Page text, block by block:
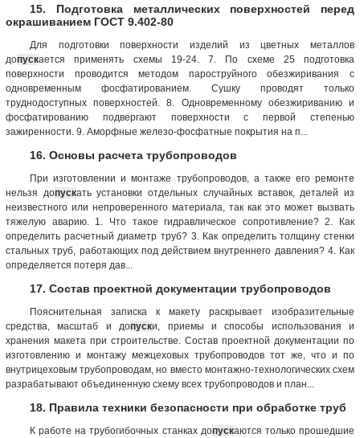
15. Подготовка металлических поверхностей перед
окрашиванием ГОСТ 9.402-80
Для подготовки поверхности изделий из цветных металлов
допускается применять схемы 19-24. 7. По схеме 25 подготовка
поверхности проводится методом пароструйного обезжиривания с
одновременным фосфатированием. Сушку проводят только
труднодоступных поверхностей. 8. Одновременному обезжириванию и
фосфатированию подвергают поверхности с первой степенью
зажиренности. 9. Аморфные железо-фосфатные покрытия на п...
16. Основы расчета трубопроводов
При изготовлении и монтаже трубопроводов, а также его ремонте
нельзя допускать установки отдельных случайных вставок, деталей из
неизвестного или непроверенного материала, так как это может вызвать
тяжелую аварию. 1. Что такое гидравлическое сопротивление? 2. Как
определить расчетный диаметр труб? 3. Как определить толщину стенки
стальных труб, работающих под действием внутреннего давления? 4. Как
определяется потеря дав...
17. Состав проектной документации трубопроводов
Пояснительная записка к макету раскрывает изобразительные
средства, масштаб и допуски, приемы и способы использования и
хранения макета при строительстве. Состав проектной документации по
изготовлению и монтажу межцеховых трубопроводов тот же, что и по
внутрицеховым трубопроводам, но вместо монтажно-технологических схем
разрабатывают объединенную схему всех трубопроводов и план...
18. Правила техники безопасности при обработке труб
К работе на трубогибочных станках допускаются только прошедшие